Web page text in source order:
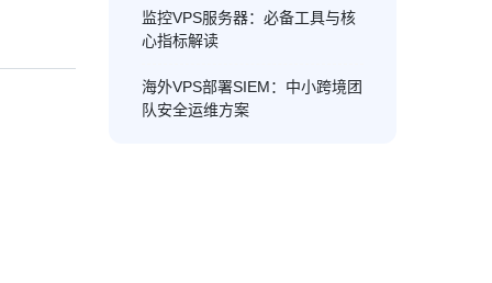
监控VPS服务器：必备工具与核
心指标解读
海外VPS部署SIEM：中小跨境团
队安全运维方案